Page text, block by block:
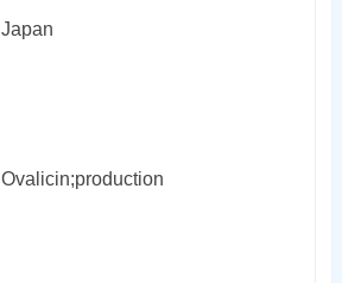
Japan
Ovalicin;production